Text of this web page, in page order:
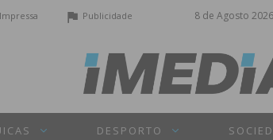
8 de Agosto 2026
Publicidade
DESPORTO